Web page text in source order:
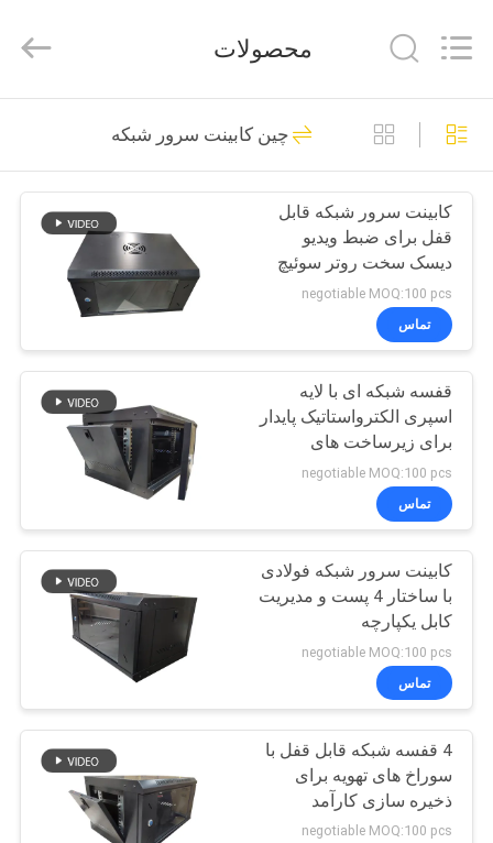
خانه
محصولات
فیلم
های
درباره
کارخانه
کنترل
کیفیت
ما
تماس
بگیرید
Industry
Rights
کابل شبکه شبکه
95
کابل LAN Cat5e
38
کابل LAN Cat6
35
40
محصولات
چین کابینت سرور شبکه
کابینت سرور شبکه قابل
قفل برای ضبط ویدیو
دیسک سخت روتر سوئیچ
negotiable MOQ:100 pcs
تماس
قفسه شبکه ای با لایه
اسپری الکترواستاتیک پایدار
برای زیرساخت های
فناوری اطلاعات
negotiable MOQ:100 pcs
تماس
کابینت سرور شبکه فولادی
با ساختار 4 پست و مدیریت
کابل یکپارچه
negotiable MOQ:100 pcs
تماس
4 قفسه شبکه قابل قفل با
سوراخ های تهویه برای
ذخیره سازی کارآمد
negotiable MOQ:100 pcs